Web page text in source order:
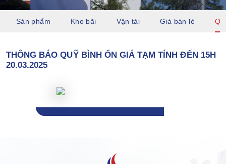
Sản phẩm Kho bãi Vận tải Giá bán lẻ
THÔNG BÁO QUỸ BÌNH ỔN GIÁ TẠM TÍNH ĐẾN 15H
20.03.2025